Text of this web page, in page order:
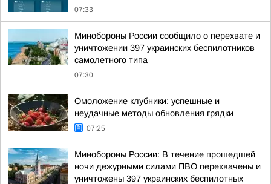
07:33
Минобороны России сообщило о перехвате и
уничтожении 397 украинских беспилотников
самолетного типа
07:30
Омоложение клубники: успешные и
неудачные методы обновления грядки
07:25
Минобороны России: В течение прошедшей
ночи дежурными силами ПВО перехвачены и
уничтожены 397 украинских беспилотных